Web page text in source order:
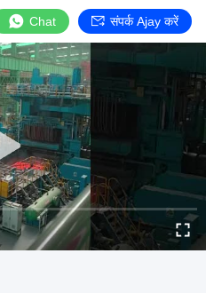
Chat संपर्क Ajay करें